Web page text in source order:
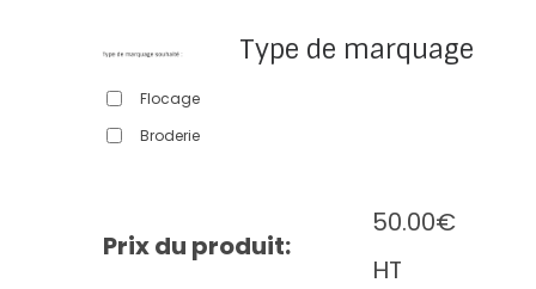
Type de marquage
Flocage
Broderie
Prix du produit:
50.00€
HT